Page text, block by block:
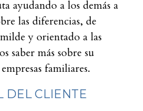
ayudando a los demás a
las diferencias, de
y orientado a las
saber más sobre su
familiares.
DEL CLIENTE